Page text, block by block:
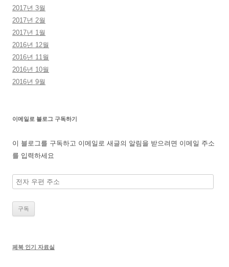
2017년 3월
2017년 2월
2017년 1월
2016년 12월
2016년 11월
2016년 10월
2016년 9월
이메일로 블로그 구독하기
이 블로그를 구독하고 이메일로 새글의 알림을 받으려면 이메일 주소
를 입력하세요
전
우
편
페북 인기 자료실